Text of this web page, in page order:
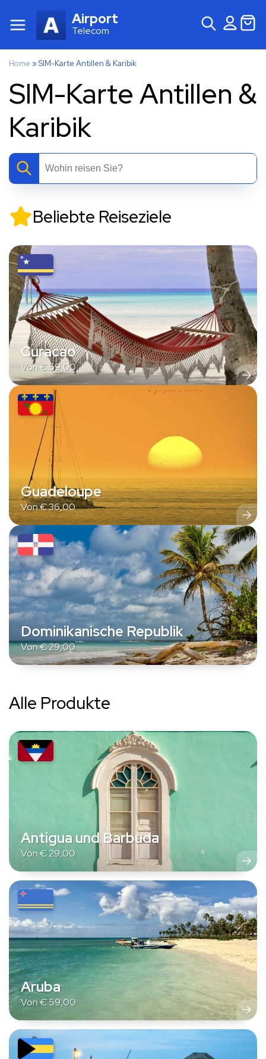
Airport
Telecom
Home »SIM-Karte Antillen & Karibik
SIM-Karte Antillen &
Karibik
Beliebte Reiseziele
Curacao
Von€59,00
Guadeloupe
Von€36,00
Dominikanische Republik
Von€29,00
Alle Produkte
Antigua und Barbuda
Von€29,00
Aruba
Von€59,00